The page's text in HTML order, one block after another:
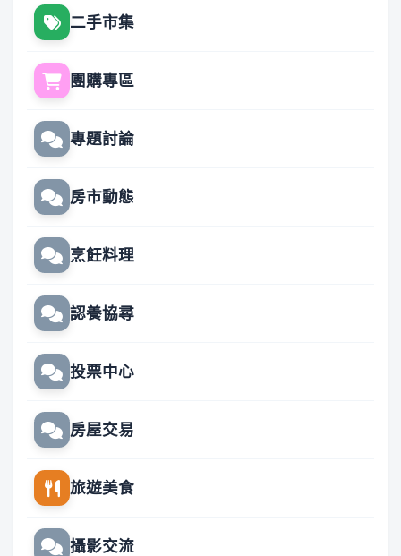
二手市集
團購專區
專題討論
房市動態
烹飪料理
認養協尋
投票中心
房屋交易
旅遊美食
攝影交流